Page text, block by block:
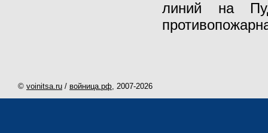
линий на
© voinitsa.ru / войница.рф, 2007-2026